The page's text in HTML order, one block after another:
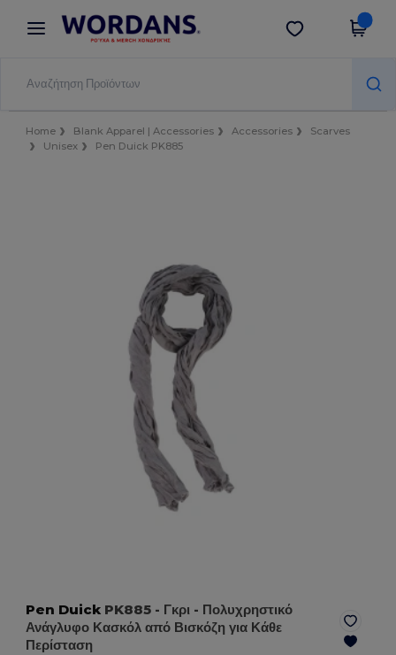
× Εφαρμογή Wordans
Καλύτερες τιμές στην εφαρμογή!
Λήψη app
Home Blank Apparel | Accessories Accessories
Scarves
Unisex
Pen Duick PK885
Pen Duick PK885 - Γκρι - Πολυχρηστικό
Ανάγλυφο Κασκόλ από Βισκόζη για Κάθε
Περίσταση